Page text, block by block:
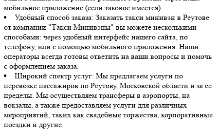
мобильное приложение (если таковое имеется).
Удобный способ заказа: Заказать такси минивэн в Реутове
от компании "Такси Минивэны" вы можете несколькими
способами: через удобный интерфейс нашего сайта, по
телефону, или с помощью мобильного приложения. Наши
операторы всегда готовы ответить на ваши вопросы и помочь
с оформлением заказа.
Широкий спектр услуг: Мы предлагаем услуги по
перевозке пассажиров по Реутову, Московской области и за ее
пределы. Мы осуществляем трансферы в аэропорты, на
вокзалы, а также предоставляем услуги для различных
мероприятий, таких как свадебные торжества, корпоративные
поездки и другие.